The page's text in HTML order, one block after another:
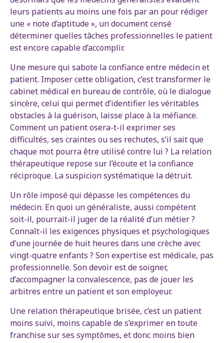
leurs patients au moins une fois par an pour rédiger
une « note d’aptitude », un document censé
déterminer quelles tâches professionnelles le patient
est encore capable d’accomplir.
Une mesure qui sabote la confiance entre médecin et
patient. Imposer cette obligation, c’est transformer le
cabinet médical en bureau de contrôle, où le dialogue
sincère, celui qui permet d’identifier les véritables
obstacles à la guérison, laisse place à la méfiance.
Comment un patient osera-t-il exprimer ses
difficultés, ses craintes ou ses rechutes, s’il sait que
chaque mot pourra être utilisé contre lui ? La relation
thérapeutique repose sur l’écoute et la confiance
réciproque. La suspicion systématique la détruit.
Un rôle imposé qui dépasse les compétences du
médecin. En quoi un généraliste, aussi compétent
soit-il, pourrait-il juger de la réalité d’un métier ?
Connaît-il les exigences physiques et psychologiques
d’une journée de huit heures dans une crèche avec
vingt-quatre enfants ? Son expertise est médicale, pas
professionnelle. Son devoir est de soigner,
d’accompagner la convalescence, pas de jouer les
arbitres entre un patient et son employeur.
Une relation thérapeutique brisée, c’est un patient
moins suivi, moins capable de s’exprimer en toute
franchise sur ses symptômes, et donc moins bien